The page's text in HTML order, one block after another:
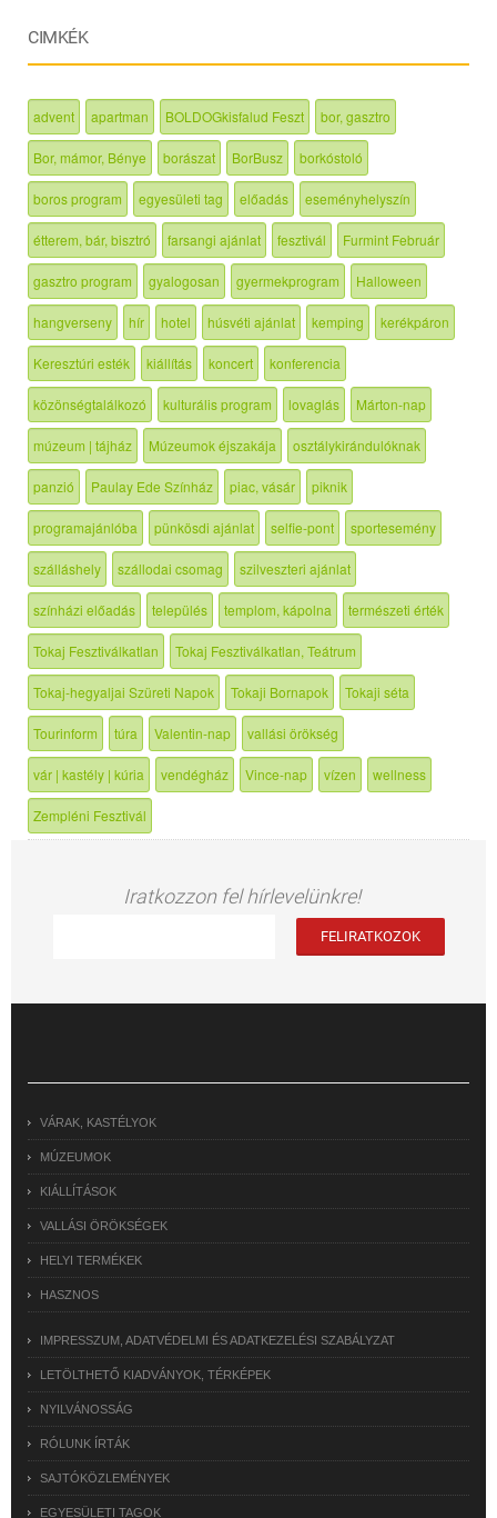
CIMKÉK
advent apartman BOLDOGkisfalud Feszt bor, gasztro
Bor, mámor, Bénye borászat BorBusz borkóstoló
boros program egyesületi tag előadás eseményhelyszín
étterem, bár, bisztró farsangi ajánlat fesztivál Furmint Február
gasztro program gyalogosan gyermekprogram Halloween
hangverseny hír hotel húsvéti ajánlat kemping kerékpáron
Keresztúri esték kiállítás koncert konferencia
közönségtalálkozó kulturális program lovaglás Márton-nap
múzeum | tájház Múzeumok éjszakája osztálykirándulóknak
panzió Paulay Ede Színház piac, vásár piknik
programajánlóba pünkösdi ajánlat selfie-pont sportesemény
szálláshely szállodai csomag szilveszteri ajánlat
színházi előadás település templom, kápolna természeti érték
Tokaj Fesztiválkatlan Tokaj Fesztiválkatlan, Teátrum
Tokaj-hegyaljai Szüreti Napok Tokaji Bornapok Tokaji séta
Tourinform túra Valentin-nap vallási örökség
vár | kastély | kúria vendégház Vince-nap vízen wellness
Zempléni Fesztivál
Iratkozzon fel hírlevelünkre!
VÁRAK, KASTÉLYOK
MÚZEUMOK
KIÁLLÍTÁSOK
VALLÁSI ÖRÖKSÉGEK
HELYI TERMÉKEK
HASZNOS
IMPRESSZUM, ADATVÉDELMI ÉS ADATKEZELÉSI SZABÁLYZAT
LETÖLTHETŐ KIADVÁNYOK, TÉRKÉPEK
NYILVÁNOSSÁG
RÓLUNK ÍRTÁK
SAJTÓKÖZLEMÉNYEK
EGYESÜLETI TAGOK